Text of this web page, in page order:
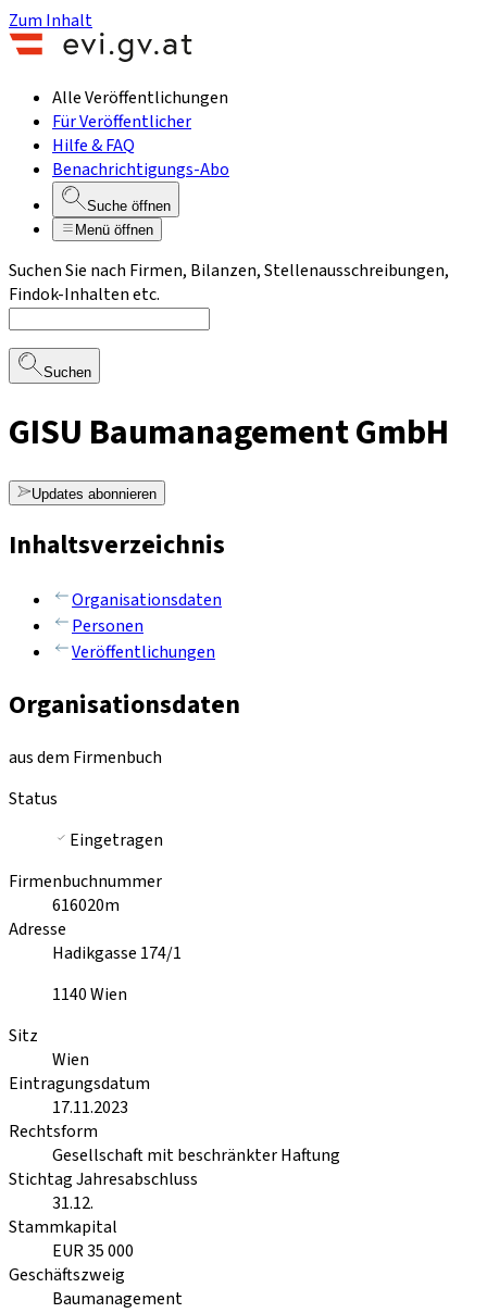
Zum Inhalt
Alle Veröffentlichungen
Für Veröffentlicher
Hilfe & FAQ
Benachrichtigungs-Abo
Suche öffnen
Menü öffnen
Suchen Sie nach Firmen, Bilanzen, Stellenausschreibungen,
Findok-Inhalten etc.
Suchen
GISU Baumanagement GmbH
Updates abonnieren
Inhaltsverzeichnis
Organisationsdaten
Personen
Veröffentlichungen
Organisationsdaten
aus dem Firmenbuch
Status
Eingetragen
Firmenbuchnummer
616020m
Adresse
Hadikgasse 174/1
1140Wien
Sitz
Wien
Eintragungsdatum
17.11.2023
Rechtsform
Gesellschaft mit beschränkter Haftung
Stichtag Jahresabschluss
31.12.
Stammkapital
EUR 35 000
Geschäftszweig
Baumanagement